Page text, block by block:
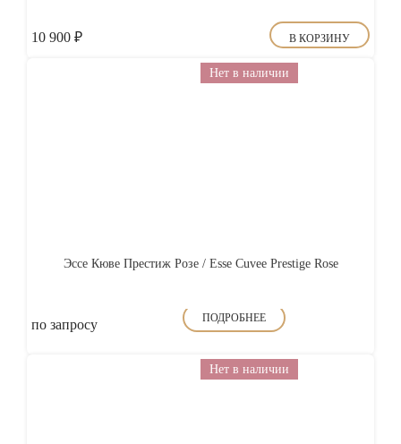
10 900 ₽ В КОРЗИНУ
Нет в наличии
Эссе Кюве Престиж Розе / Esse Cuvee Prestige Rose
по запросу ПОДРОБНЕЕ
Нет в наличии